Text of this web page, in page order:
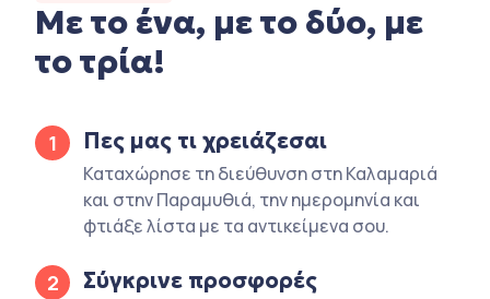
Με το ένα, με το δύο, με
το τρία!
1 Πες μας τι χρειάζεσαι
Καταχώρησε τη διεύθυνση στη Καλαμαριά
και στην Παραμυθιά, την ημερομηνία και
φτιάξε λίστα με τα αντικείμενα σου.
2 Σύγκρινε προσφορές